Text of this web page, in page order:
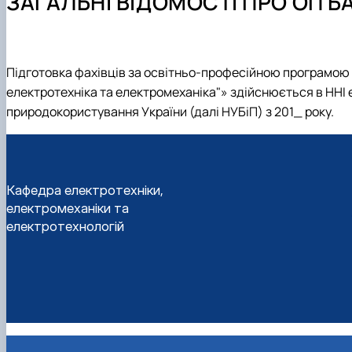
Навчальні та виробничі практики
Навчально-допоміжний персонал кафедри
Дорадча діяльність
ОНП «Електроенергетика, електротехніка та
Підготовка фахівців за освітньо-професійною
електротехніка та електромеханіка"» здійснюється в
природокористування України (далі НУБіП) з 201_ року.
Кафедра електротехніки,
електромеханіки та
електротехнологій